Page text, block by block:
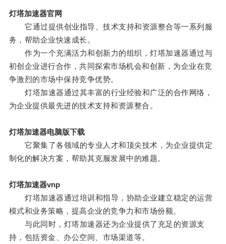
灯塔加速器官网
它通过提供创业指导、技术支持和资源整合等一系列服
务，帮助企业快速成长。
作为一个充满活力和创新力的组织，灯塔加速器通过与
初创企业进行合作，共同探索市场机会和创新，为企业在竞
争激烈的市场中保持竞争优势。
灯塔加速器通过其丰富的行业经验和广泛的合作网络，
为企业提供最先进的技术支持和资源整合。
灯塔加速器电脑版下载
它聚集了各领域的专业人才和顶尖技术，为企业提供定
制化的解决方案，帮助其克服发展中的难题。
灯塔加速器vnp
灯塔加速器通过培训和指导，协助企业建立稳定的运营
模式和业务策略，提高企业的竞争力和市场份额。
与此同时，灯塔加速器还为企业提供了充足的资源支
持，包括资金、办公空间、市场渠道等。